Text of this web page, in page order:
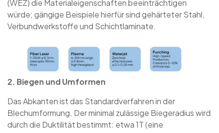
(WEZ) die Materialeigenschaften beeinträchtigen
würde; gängige Beispiele hierfür sind gehärteter Stahl,
Verbundwerkstoffe und Schichtlaminate.
2. Biegen und Umformen
Das Abkanten ist das Standardverfahren in der
Blechumformung. Der minimal zulässige Biegeradius wird
durch die Duktilität bestimmt: etwa 1T (eine